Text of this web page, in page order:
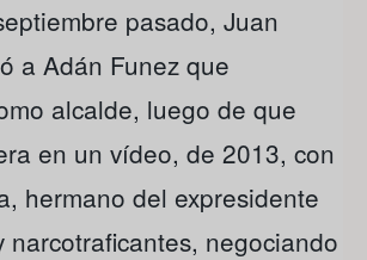
pasado, Juan
a Adán Funez que
alcalde, luego de que
en un vídeo, de 2013, con
hermano del expresidente
narcotraficantes, negociando